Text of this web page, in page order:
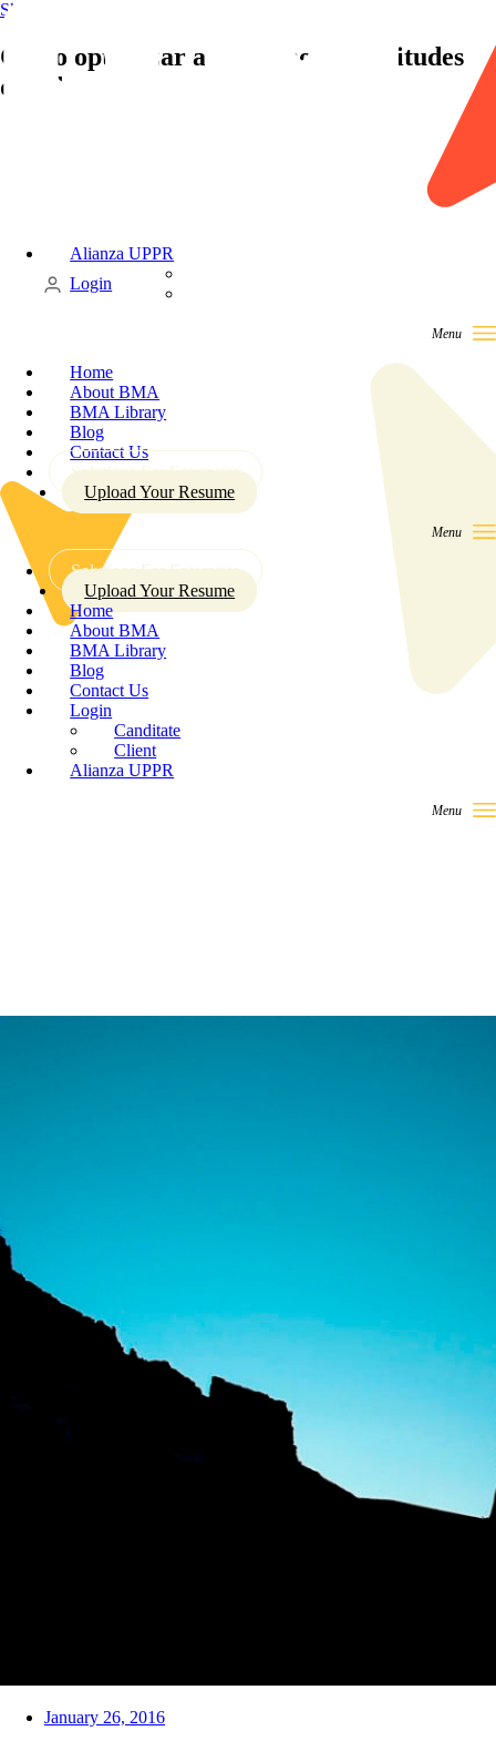
Skip to content
Alianza UPPR
Login
Home
About BMA
BMA Library
Blog
Contact Us
Solutions For Enterprise
Upload Your Resume
Solutions For Enterprise
Upload Your Resume
Home
About BMA
BMA Library
Blog
Contact Us
Login
Canditate
Client
Alianza UPPR
Cómo optimizar al máximo sus aptitudes
de liderazgo
January 26, 2016